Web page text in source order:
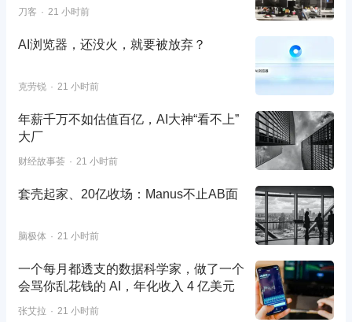
刀客 21 小时前
AI浏览器，还没火，就要被放弃？
克劳锐 21 小时前
年薪千万不如估值百亿，AI大神“看不上”
大厂
财经故事荟 21 小时前
套壳起家、20亿收场：Manus不止AB面
脑极体 21 小时前
一个每月都透支的数据科学家，做了一个
会骂你乱花钱的 AI，年化收入 4 亿美元
张艾拉 21 小时前